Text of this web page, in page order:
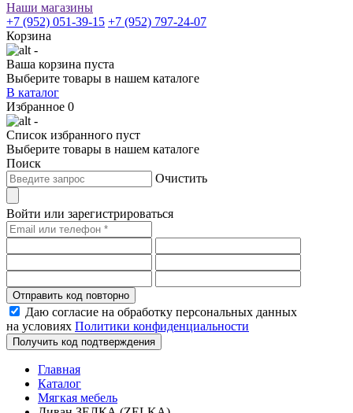
Наши магазины
+7 (952) 051-39-15 +7 (952) 797-24-07
Корзина
-
Ваша корзина пуста
Выберите товары в нашем каталоге
В каталог
Избранное 0
-
Список избранного пуст
Выберите товары в нашем каталоге
Поиск
Очистить
Войти или зарегистрироваться
Отправить код повторно
Даю согласие на обработку персональных данных
на условиях Политики конфиденциальности
Получить код подтверждения
Главная
Каталог
Мягкая мебель